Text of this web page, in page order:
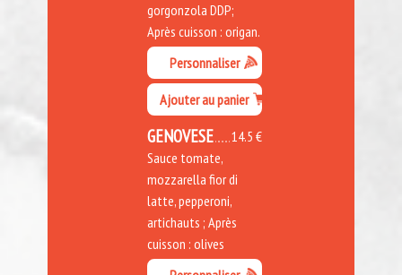
gorgonzola DDP;
Après cuisson : origan.
Personnaliser
Ajouter au panier
14.5 €
GENOVESE
Sauce tomate,
mozzarella fior di
latte, pepperoni,
artichauts ; Après
cuisson : olives